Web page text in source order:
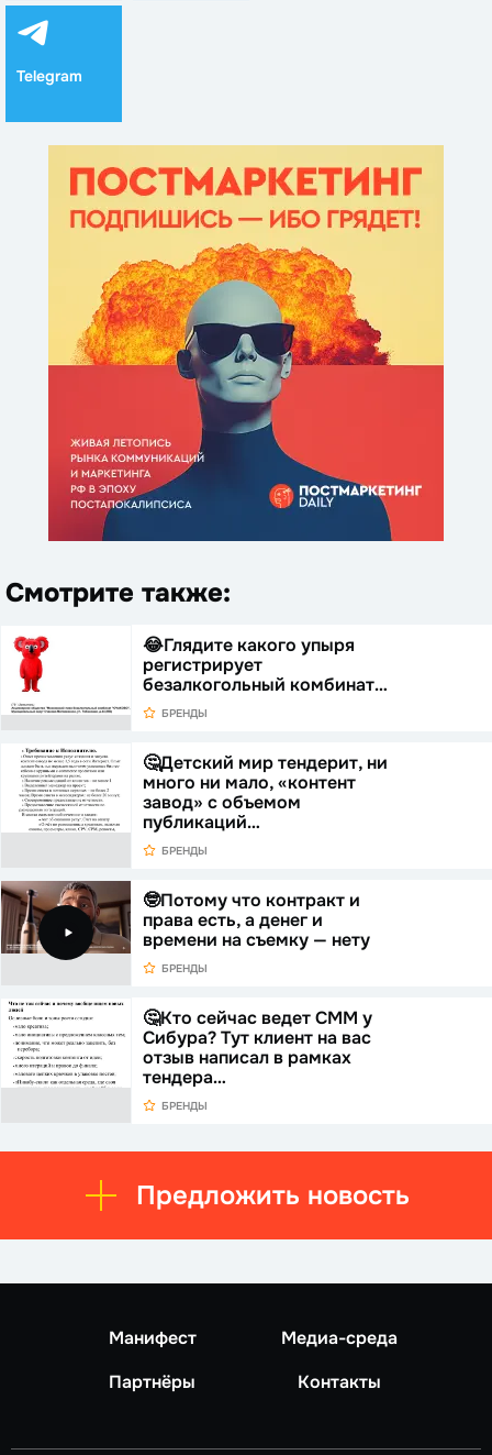
Telegram
Смотрите также:
😂Глядите какого упыря
регистрирует
безалкогольный комбинат…
БРЕНДЫ
🤔Детский мир тендерит, ни
много ни мало, «контент
завод» с объемом
публикаций…
БРЕНДЫ
🤓Потому что контракт и
права есть, а денег и
времени на съемку — нету
БРЕНДЫ
🤔Кто сейчас ведет СММ у
Сибура? Тут клиент на вас
отзыв написал в рамках
тендера…
БРЕНДЫ
Предложить новость
Манифест
Медиа-среда
Партнёры
Контакты